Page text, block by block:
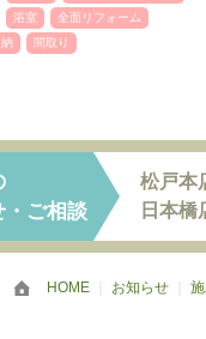
浴室
全面リフォーム
間取り
・ご相談
松戸本
日本橋
HOME お知らせ｜